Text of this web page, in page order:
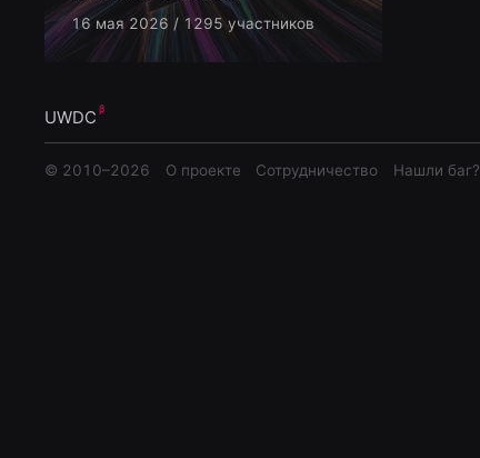
16 мая 2026 / 1295 участников
UWDC
© 2010–2026 О проекте Сотрудничество Нашли баг?